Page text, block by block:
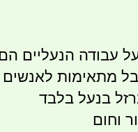
עבודה הנעליים
מתאימות לאנשים
בנעל בלבד